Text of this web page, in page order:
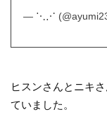
— ⋱⋰
ヒスンさんとニキ
ていました。